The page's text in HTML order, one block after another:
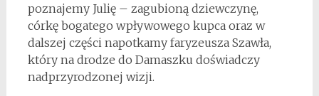
poznajemy Julię – zagubioną dziewczynę,
córkę bogatego wpływowego kupca oraz w
dalszej części napotkamy faryzeusza Szawła,
który na drodze do Damaszku doświadczy
nadprzyrodzonej wizji.